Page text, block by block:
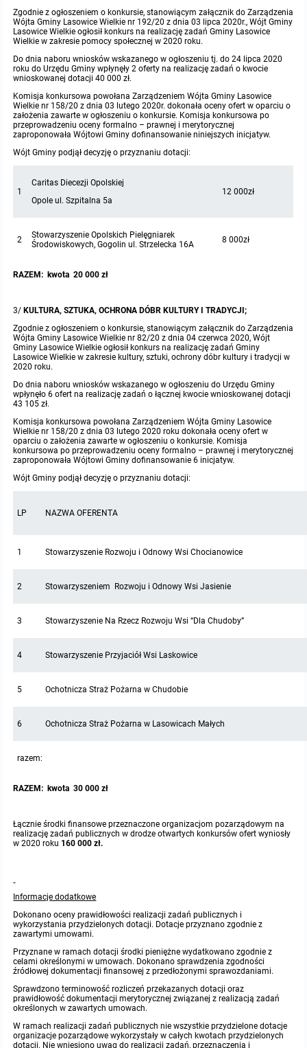
Zgodnie z ogłoszeniem o konkursie, stanowiącym załącznik do Zarządzenia
Wójta Gminy Lasowice Wielkie nr 192/20 z dnia 03 lipca 2020r., Wójt Gminy
Lasowice Wielkie ogłosił konkurs na realizację zadań Gminy Lasowice
Wielkie w zakresie pomocy społecznej w 2020 roku.
Do dnia naboru wniosków wskazanego w ogłoszeniu tj. do 24 lipca 2020
roku do Urzędu Gminy wpłynęły 2 oferty na realizację zadań o kwocie
wnioskowanej dotacji 40 000 zł.
Komisja konkursowa powołana Zarządzeniem Wójta Gminy Lasowice
Wielkie nr 158/20 z dnia 03 lutego 2020r. dokonała oceny ofert w oparciu o
założenia zawarte w ogłoszeniu o konkursie. Komisja konkursowa po
przeprowadzeniu oceny formalno – prawnej i merytorycznej
zaproponowała Wójtowi Gminy dofinansowanie niniejszych inicjatyw.
Wójt Gminy podjął decyzję o przyznaniu dotacji:
1
Caritas Diecezji Opolskiej
Opole ul. Szpitalna 5a
12 000zł
2
Stowarzyszenie Opolskich Pielęgniarek
Środowiskowych, Gogolin ul. Strzelecka 16A
8 000zł
RAZEM: kwota20 000 zł
3/ KULTURA, SZTUKA, OCHRONA DÓBR KULTURY I TRADYCJI;
Zgodnie z ogłoszeniem o konkursie, stanowiącym załącznik do Zarządzenia
Wójta Gminy Lasowice Wielkie nr 82/20 z dnia 04 czerwca 2020, Wójt
Gminy Lasowice Wielkie ogłosił konkurs na realizację zadań Gminy
Lasowice Wielkie w zakresie kultury, sztuki, ochrony dóbr kultury i tradycji w
2020 roku.
Do dnia naboru wniosków wskazanego w ogłoszeniu do Urzędu Gminy
wpłynęło 6 ofert na realizację zadań o łącznej kwocie wnioskowanej dotacji
43 105 zł.
Komisja konkursowa powołana Zarządzeniem Wójta Gminy Lasowice
Wielkie nr 158/20 z dnia 03 lutego 2020 roku dokonała oceny ofert w
oparciu o założenia zawarte w ogłoszeniu o konkursie. Komisja
konkursowa po przeprowadzeniu oceny formalno – prawnej i merytorycznej
zaproponowała Wójtowi Gminy dofinansowanie 6 inicjatyw.
Wójt Gminy podjął decyzję o przyznaniu dotacji:
LP NAZWA OFERENTA
1 Stowarzyszenie Rozwoju i Odnowy Wsi Chocianowice
2 Stowarzyszeniem Rozwoju i Odnowy Wsi Jasienie
3 Stowarzyszenie Na Rzecz Rozwoju Wsi “Dla Chudoby”
4 Stowarzyszenie Przyjaciół Wsi Laskowice
5 Ochotnicza Straż Pożarna w Chudobie
6 Ochotnicza Straż Pożarna w Lasowicach Małych
razem:
RAZEM: kwota 30 000 zł
Łącznie środki finansowe przeznaczone organizacjom pozarządowym na
realizację zadań publicznych w drodze otwartych konkursów ofert wyniosły
w 2020 roku 160 000 zł.
Informacje dodatkowe
Dokonano oceny prawidłowości realizacji zadań publicznych i
wykorzystania przydzielonych dotacji. Dotacje przyznano zgodnie z
zawartymi umowami.
Przyznane w ramach dotacji środki pieniężne wydatkowano zgodnie z
celami określonymi w umowach. Dokonano sprawdzenia zgodności
źródłowej dokumentacji finansowej z przedłożonymi sprawozdaniami.
Sprawdzono terminowość rozliczeń przekazanych dotacji oraz
prawidłowość dokumentacji merytorycznej związanej z realizacją zadań
określonych w zawartych umowach.
W ramach realizacji zadań publicznych nie wszystkie przydzielone dotacje
organizacje pozarządowe wykorzystały w całych kwotach przydzielonych
dotacji. Nie wniesiono uwag do realizacji zadań, przeznaczenia i